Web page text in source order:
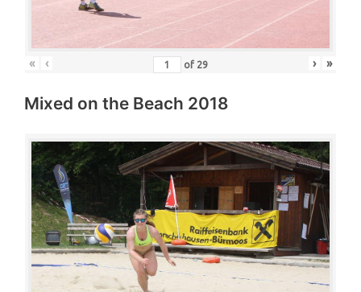
« ‹ of 29 › »
Mixed on the Beach 2018